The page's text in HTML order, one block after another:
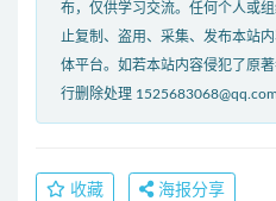
布，仅供学习交流。任何个人或
止复制、盗用、采集、发布本站
体平台。如若本站内容侵犯了原
行删除处理 1525683068@qq.com
收藏 海报分享